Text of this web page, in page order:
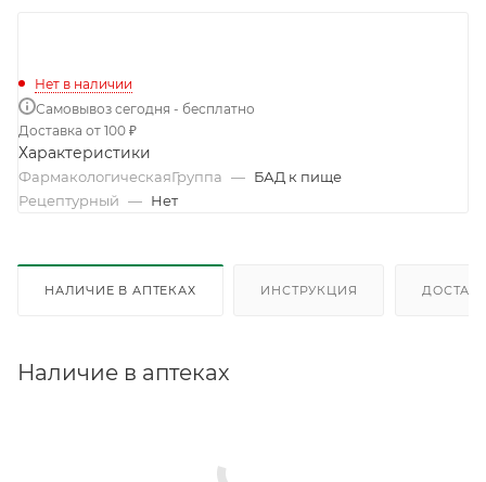
Нет в наличии
Самовывоз сегодня - бесплатно
Доставка от 100 ₽
Характеристики
ФармакологическаяГруппа — БАД к пище
Рецептурный — Нет
НАЛИЧИЕ В АПТЕКАХ ИНСТРУКЦИЯ
Наличие в аптеках